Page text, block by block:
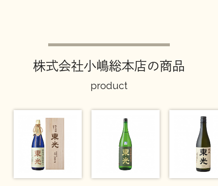
株式会社小嶋総本店の商品
product